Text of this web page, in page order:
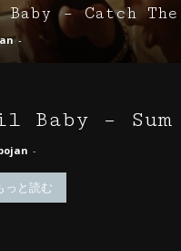
– Catch The
-
Baby – Sum
-
っと読む